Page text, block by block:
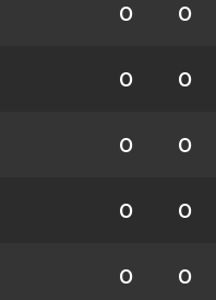
0 0
0 0
0 0
0 0
0 0